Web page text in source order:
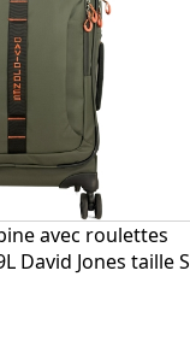
avec roulettes
David Jones taille S